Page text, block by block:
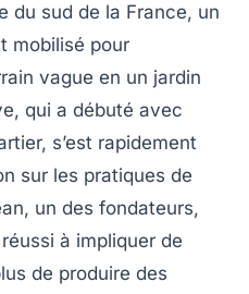
du sud de la France, un
mobilisé pour
vague en un jardin
qui a débuté avec
s’est rapidement
sur les pratiques de
un des fondateurs,
à impliquer de
de produire des